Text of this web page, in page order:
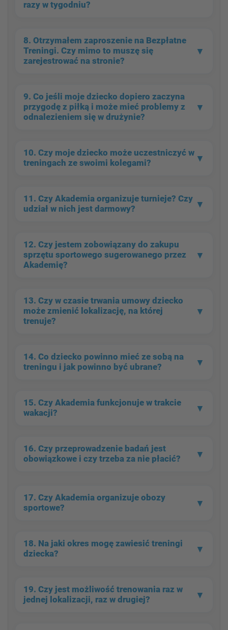
razy w tygodniu?
Indywidualne
8. Otrzymałem zaproszenie na Bezpłatne
Treningi. Czy mimo to muszę się
zarejestrować na stronie?
▼
9. Co jeśli moje dziecko dopiero zaczyna
przygodę z piłką i może mieć problemy z
odnalezieniem się w drużynie?
▼
10. Czy moje dziecko może uczestniczyć w
treningach ze swoimi kolegami?
▼
11. Czy Akademia organizuje turnieje? Czy
udział w nich jest darmowy? ▼
12. Czy jestem zobowiązany do zakupu
sprzętu sportowego sugerowanego przez
Akademię?
▼
13. Czy w czasie trwania umowy dziecko
może zmienić lokalizację, na której
trenuje?
▼
14. Co dziecko powinno mieć ze sobą na
treningu i jak powinno być ubrane? ▼
15. Czy Akademia funkcjonuje w trakcie
wakacji?
▼
16. Czy przeprowadzenie badań jest
obowiązkowe i czy trzeba za nie płacić? ▼
17. Czy Akademia organizuje obozy
sportowe?
▼
18. Na jaki okres mogę zawiesić treningi
dziecka?
▼
19. Czy jest możliwość trenowania raz w
jednej lokalizacji, raz w drugiej?
▼